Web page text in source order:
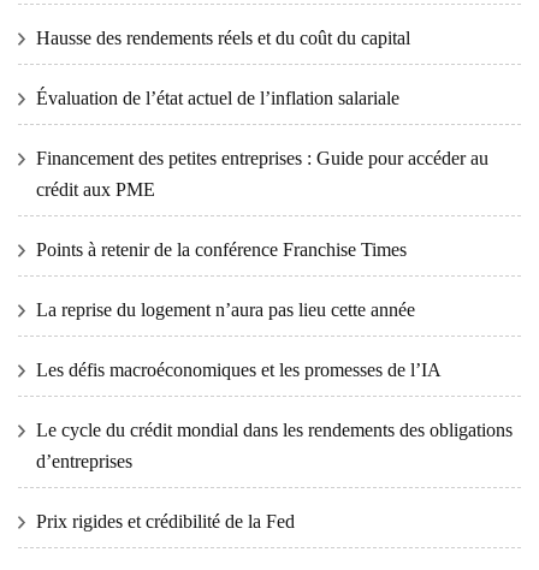
Hausse des rendements réels et du coût du capital
Évaluation de l’état actuel de l’inflation salariale
Financement des petites entreprises : Guide pour accéder au
crédit aux PME
Points à retenir de la conférence Franchise Times
La reprise du logement n’aura pas lieu cette année
Les défis macroéconomiques et les promesses de l’IA
Le cycle du crédit mondial dans les rendements des obligations
d’entreprises
Prix ​​​​rigides et crédibilité de la Fed